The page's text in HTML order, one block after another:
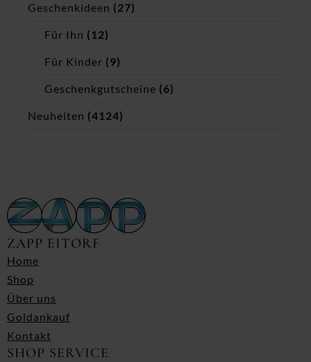
Geschenkideen (27)
Für Ihn (12)
Für Kinder (9)
Geschenkgutscheine (6)
Neuheiten (4124)
ZAPP EITORF
Home
Shop
Über uns
Goldankauf
Kontakt
SHOP SERVICE